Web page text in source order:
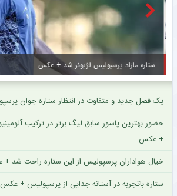
ستاره مازاد پرسپولیس لژیونر شد + عکس
یک فصل جدید و متفاوت در انتظار ستاره جوان
حضور بهترین پاسور سابق لیگ برتر در ترکیب
+ عکس
خیال هواداران پرسپولیس از این ستاره راحت شد
ستاره باتجربه در آستانه جدایی از پرسپولیس + عکس